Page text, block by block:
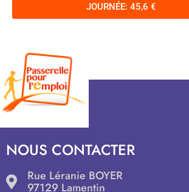
JOURNÉE: 45,6 €
NOUS CONTACTER
Rue Léranie BOYER
97129 Lamentin